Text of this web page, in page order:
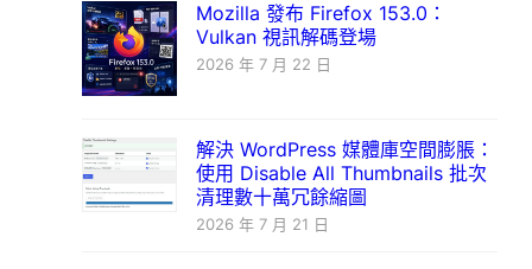
Mozilla 發布 Firefox 153.0：
Vulkan 視訊解碼登場
2026 年 7 月 22 日
解決 WordPress 媒體庫空間膨脹：
使用 Disable All Thumbnails 批次
清理數十萬冗餘縮圖
2026 年 7 月 21 日